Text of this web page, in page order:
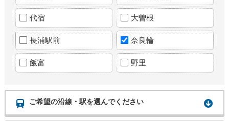
代宿 大曽根
長浦駅前 奈良輪
飯富 野里
ご希望の沿線・駅を選んでください